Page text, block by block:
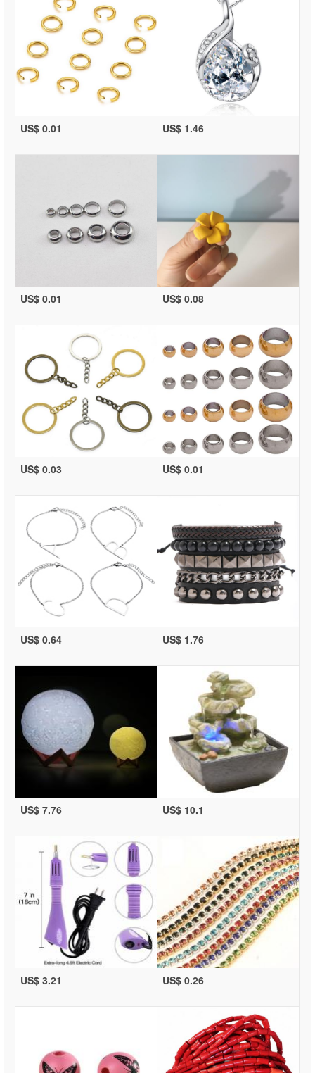
US$ 0.01 US$ 1.46
US$ 0.01 US$ 0.08
US$ 0.03 US$ 0.01
US$ 0.64 US$ 1.76
US$ 7.76 US$ 10.1
US$ 3.21 US$ 0.26